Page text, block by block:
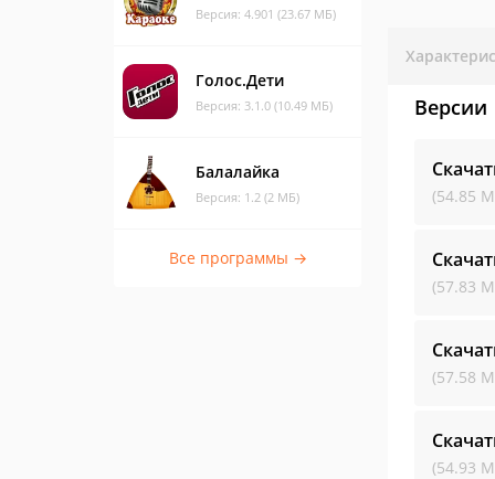
Версия: 4.901 (23.67 МБ)
Голос.Дети
Версия: 3.1.0 (10.49 МБ)
Балалайка
Версия: 1.2 (2 МБ)
Все программы →
Версии
(54.85
(57.83
(57.58
(54.93